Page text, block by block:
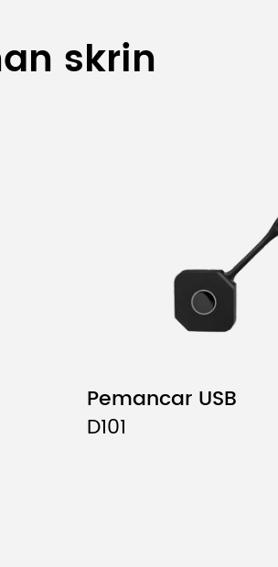
skrin
Pemancar USB
D101